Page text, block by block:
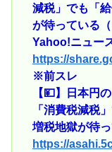
減税」でも「
が待っている
Yahoo!ニュー
https://
※前スレ
【💴】日本円
「消費税減税
増税地獄が待
https://